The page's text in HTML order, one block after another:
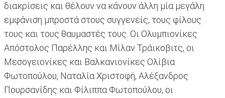
διακρίσεις και θέλουν να κάνουν άλλη μία μεγάλη
εμφάνιση μπροστά στους συγγενείς, τους φίλους
τους και τους θαυμαστές τους. Οι Ολυμπιονίκες
Απόστολος Παρέλλης και Μίλαν Τράικοβιτς, οι
Μεσογειονίκες και Βαλκανιονίκες Ολίβια
Φωτοπούλου, Ναταλία Χριστοφή, Αλέξανδρος
Πουρσανίδης και Φίλιππα Φωτοπούλου, οι